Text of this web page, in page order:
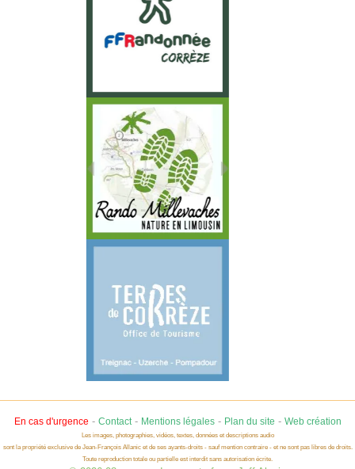
En cas d'urgence - Contact- Mentions légales- Plan du site - Web création
Les images, photographies, vidéos, textes, données et descriptions audio
sont la propriété exclusive de Jean-François Allanic et de ses ayants-droits - sauf mention contraire - et ne sont pas libres de droits.
Toute reproduction totale ou partielle est interdit sans autorisation écrite.